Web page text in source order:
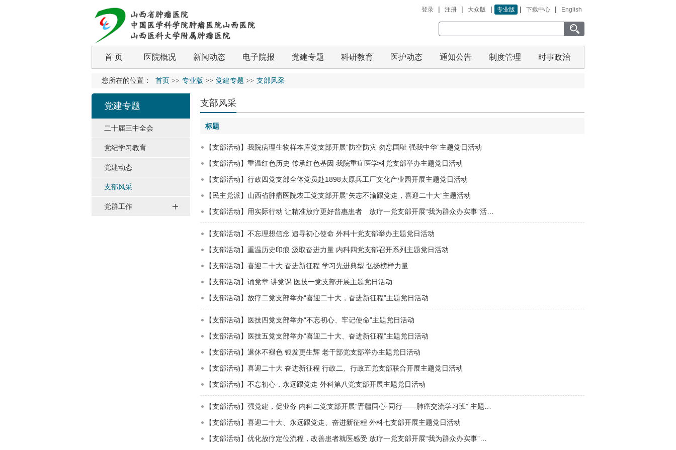
登录 | 注册 | 大众版 | 专业版 | 下载中心 | English
首 页 医院概况 新闻动态 电子院报 党建专题 科研教育 医护动态 通知公告 制度管理 时事政治
您所在的位置： 首页 >> 专业版 >> 党建专题 >> 支部风采
党建专题
二十届三中全会
党纪学习教育
党建动态
支部风采
党群工作
支部风采
标题
【支部活动】我院病理生物样本库党支部开展“防空防灾 勿忘国耻 强我中华”主题党日活动
【支部活动】重温红色历史 传承红色基因 我院重症医学科党支部举办主题党日活动
【支部活动】行政四党支部全体党员赴1898太原兵工厂文化产业园开展主题党日活动
【民主党派】山西省肿瘤医院农工党支部开展“矢志不渝跟党走，喜迎二十大”主题活动
【支部活动】用实际行动 让精准放疗更好普惠患者 放疗一党支部开展“我为群众办实事”活…
【支部活动】不忘理想信念 追寻初心使命 外科十党支部举办主题党日活动
【支部活动】重温历史印痕 汲取奋进力量 内科四党支部召开系列主题党日活动
【支部活动】喜迎二十大 奋进新征程 学习先进典型 弘扬榜样力量
【支部活动】诵党章 讲党课 医技一党支部开展主题党日活动
【支部活动】放疗二党支部举办“喜迎二十大，奋进新征程”主题党日活动
【支部活动】医技四党支部举办“不忘初心、牢记使命”主题党日活动
【支部活动】医技五党支部举办“喜迎二十大、奋进新征程”主题党日活动
【支部活动】退休不褪色 银发更生辉 老干部党支部举办主题党日活动
【支部活动】喜迎二十大 奋进新征程 行政二、行政五党支部联合开展主题党日活动
【支部活动】不忘初心，永远跟党走 外科第八党支部开展主题党日活动
【支部活动】强党建，促业务 内科二党支部开展“晋疆同心·同行——肺癌交流学习班” 主题…
【支部活动】喜迎二十大、永远跟党走、奋进新征程 外科七支部开展主题党日活动
【支部活动】优化放疗定位流程，改善患者就医感受 放疗一党支部开展“我为群众办实事”…